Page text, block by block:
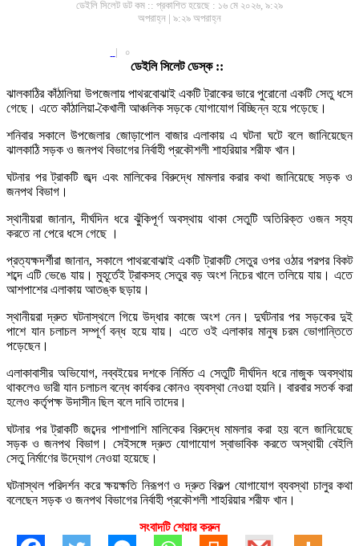
ডেইলি সিলেট ডট কম :: প্রকাশিত হয়েছে : ১৬ মে ২০২৬, ৯:২৯
অপরাহ্ন | ৯:২৯ অপরাহ্ন
| ০
ডেইলি সিলেট ডেস্ক ::
ঝালকাঠির কাঁঠালিয়া উপজেলায় পাথরবোঝাই একটি ট্রাকের ভারে পুরোনো একটি সেতু ধসে
গেছে। এতে কাঁঠালিয়া-কৈখালী আঞ্চলিক সড়কে যোগাযোগ বিচ্ছিন্ন হয়ে পড়েছে।
শনিবার সকালে উপজেলার জোড়াপোল বাজার এলাকায় এ ঘটনা ঘটে বলে জানিয়েছেন
ঝালকাঠি সড়ক ও জনপথ বিভাগের নির্বাহী প্রকৌশলী শাহরিয়ার শরীফ খান।
ঘটনার পর ট্রাকটি জব্দ এবং মালিকের বিরুদ্ধে মামলার করার কথা জানিয়েছে সড়ক ও
জনপথ বিভাগ।
স্থানীয়রা জানান, দীর্ঘদিন ধরে ঝুঁকিপূর্ণ অবস্থায় থাকা সেতুটি অতিরিক্ত ওজন সহ্য
করতে না পেরে ধসে গেছে ।
প্রত্যক্ষদর্শীরা জানান, সকালে পাথরবোঝাই একটি ট্রাকটি সেতুর ওপর ওঠার পরপর বিকট
শব্দে এটি ভেঙে যায়। মুহূর্তেই ট্রাকসহ সেতুর বড় অংশ নিচের খালে তলিয়ে যায়। এতে
আশপাশের এলাকায় আতঙ্ক ছড়ায়।
স্থানীয়রা দ্রুত ঘটনাস্থলে গিয়ে উদ্ধার কাজে অংশ নেন। দুর্ঘটনার পর সড়কের দুই
পাশে যান চলাচল সম্পূর্ণ বন্ধ হয়ে যায়। এতে ওই এলাকার মানুষ চরম ভোগান্তিতে
পড়েছেন।
এলাকাবাসীর অভিযোগ, নব্বইয়ের দশকে নির্মিত এ সেতুটি দীর্ঘদিন ধরে নাজুক অবস্থায়
থাকলেও ভারী যান চলাচল বন্ধে কার্যকর কোনও ব্যবস্থা নেওয়া হয়নি। বারবার সতর্ক করা
হলেও কর্তৃপক্ষ উদাসীন ছিল বলে দাবি তাদের।
ঘটনার পর ট্রাকটি জব্দের পাশাপাশি মালিকের বিরুদ্ধে মামলার করা হয় বলে জানিয়েছে
সড়ক ও জনপথ বিভাগ। সেইসঙ্গে দ্রুত যোগাযোগ স্বাভাবিক করতে অস্থায়ী বেইলি
সেতু নির্মাণের উদ্যোগ নেওয়া হয়েছে।
ঘটনাস্থল পরিদর্শন করে ক্ষয়ক্ষতি নিরূপণ ও দ্রুত বিকল্প যোগাযোগ ব্যবস্থা চালুর কথা
বলেছেন সড়ক ও জনপথ বিভাগের নির্বাহী প্রকৌশলী শাহরিয়ার শরীফ খান।
সংবাদটি শেয়ার করুন